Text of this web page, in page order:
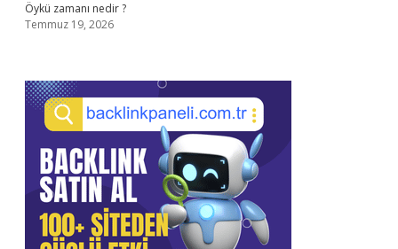
Öykü zamanı nedir ?
Temmuz 19, 2026